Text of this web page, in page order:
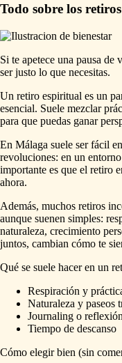
Todo sobre los
Si te apetece una pausa
ser justo lo que necesitas.
Un retiro espiritual es un
esencial. Suele mezclar
para que puedas ganar
En Málaga suele ser fácil
revoluciones: en un
importante es que el retiro
ahora.
Además, muchos retiros
aunque suenen simples:
naturaleza, crecimiento
juntos, cambian cómo te
Qué se suele hacer en un
Respiración y
Naturaleza y paseos
Journaling o reflexión
Tiempo de descanso
Cómo elegir bien (sin